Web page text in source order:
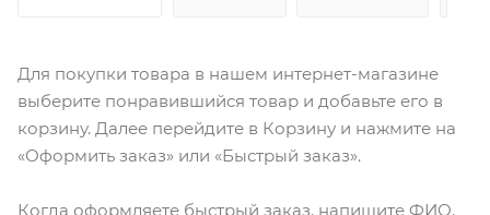
Для покупки товара в нашем интернет-магазине
выберите понравившийся товар и добавьте его в
корзину. Далее перейдите в Корзину и нажмите на
«Оформить заказ» или «Быстрый заказ».
Когда оформляете быстрый заказ, напишите ФИО,